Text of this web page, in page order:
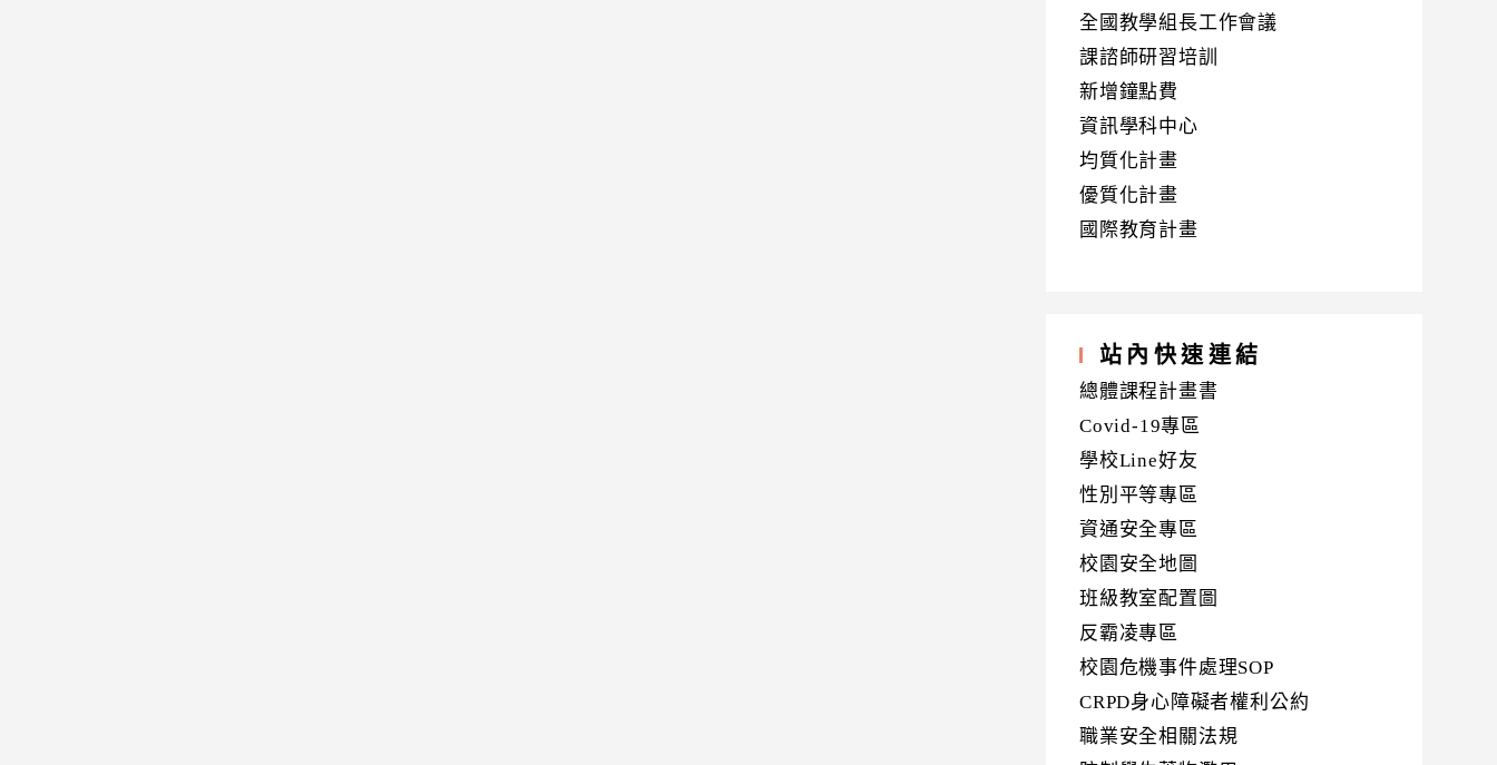
全國教學組長工作會議
課諮師研習培訓
新增鐘點費
資訊學科中心
均質化計畫
優質化計畫
國際教育計畫
站內快速連結
總體課程計畫書
Covid-19專區
學校Line好友
性別平等專區
資通安全專區
校園安全地圖
班級教室配置圖
反霸凌專區
校園危機事件處理SOP
CRPD身心障礙者權利公約
職業安全相關法規